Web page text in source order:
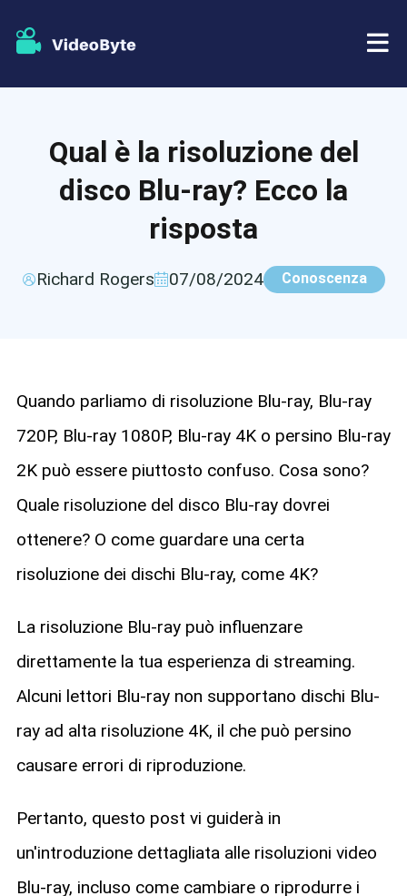
Ripper BD-DVD
Copia Blu-ray
Negozio
Qual è la risoluzione del
disco Blu-ray? Ecco la
risposta
Richard Rogers 07/08/2024 Conoscenza
Quando parliamo di risoluzione Blu-ray, Blu-ray
720P, Blu-ray 1080P, Blu-ray 4K o persino Blu-ray
2K può essere piuttosto confuso. Cosa sono?
Quale risoluzione del disco Blu-ray dovrei
ottenere? O come guardare una certa
risoluzione dei dischi Blu-ray, come 4K?
La risoluzione Blu-ray può influenzare
direttamente la tua esperienza di streaming.
Alcuni lettori Blu-ray non supportano dischi Blu-
ray ad alta risoluzione 4K, il che può persino
causare errori di riproduzione.
Pertanto, questo post vi guiderà in
un'introduzione dettagliata alle risoluzioni video
Blu-ray, incluso come cambiare o riprodurre i